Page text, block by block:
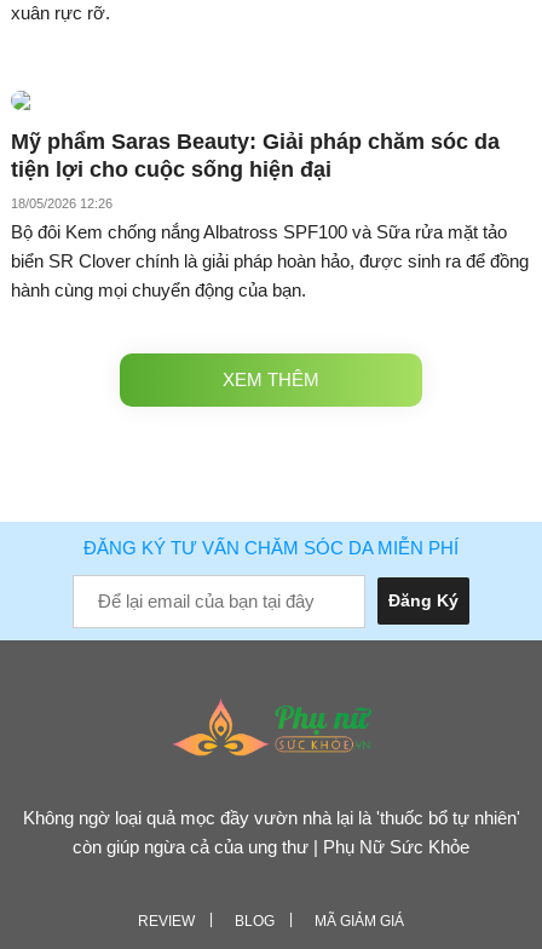
xuân rực rỡ.
Mỹ phẩm Saras Beauty: Giải pháp chăm sóc da
tiện lợi cho cuộc sống hiện đại
18/05/2026 12:26
Bộ đôi Kem chống nắng Albatross SPF100 và Sữa rửa mặt tảo
biển SR Clover chính là giải pháp hoàn hảo, được sinh ra để đồng
hành cùng mọi chuyển động của bạn.
XEM THÊM
ĐĂNG KÝ TƯ VẤN CHĂM SÓC DA MIỄN PHÍ
Không ngờ loại quả mọc đầy vườn nhà lại là 'thuốc bổ tự nhiên'
còn giúp ngừa cả của ung thư | Phụ Nữ Sức Khỏe
REVIEW BLOG MÃ GIẢM GIÁ